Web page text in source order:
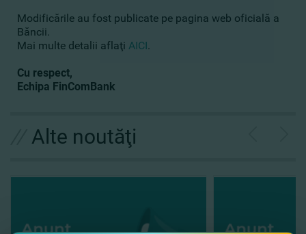
Modificările au fost publicate pe pagina web oficială a
Băncii.
Mai multe detalii aflaţi AICI.
Cu respect,
Echipa FinComBank
Alte noutăţi